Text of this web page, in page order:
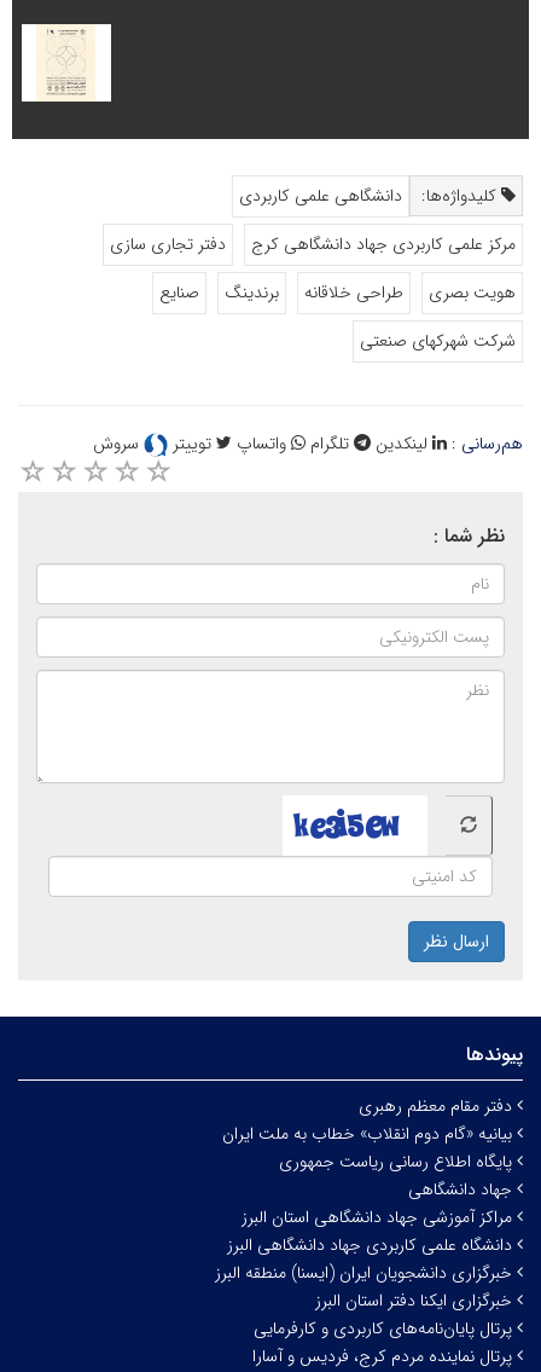
کلیدواژه‌ها:
دانشگاهی علمی کاربردی
مرکز علمی کاربردی جهاد دانشگاهی کرج
دفتر تجاری سازی
هویت بصری
طراحی خلاقانه برندینگ
صنایع
شرکت شهرکهای صنعتی
هم‌رسانی : لینکدین تلگرام واتساپ توییتر سروش
نظر شما :
ارسال نظر
پیوندها
دفتر مقام معظم رهبری
بیانیه «گام دوم انقلاب» خطاب به ملت ایران
پایگاه اطلاع رسانی ریاست جمهوری
جهاد دانشگاهی
مراکز آموزشی جهاد دانشگاهی استان البرز
دانشگاه علمی کاربردی جهاد دانشگاهی البرز
خبرگزاری دانشجویان ایران (ایسنا) منطقه البرز
خبرگزاری ایکنا دفتر استان البرز
پرتال پایان‌نامه‌های کاربردی و کارفرمایی
پرتال نماینده مردم کرج، فردیس و آسارا